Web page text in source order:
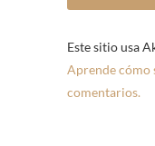
Este sitio usa
Aprende cómo
comentarios.